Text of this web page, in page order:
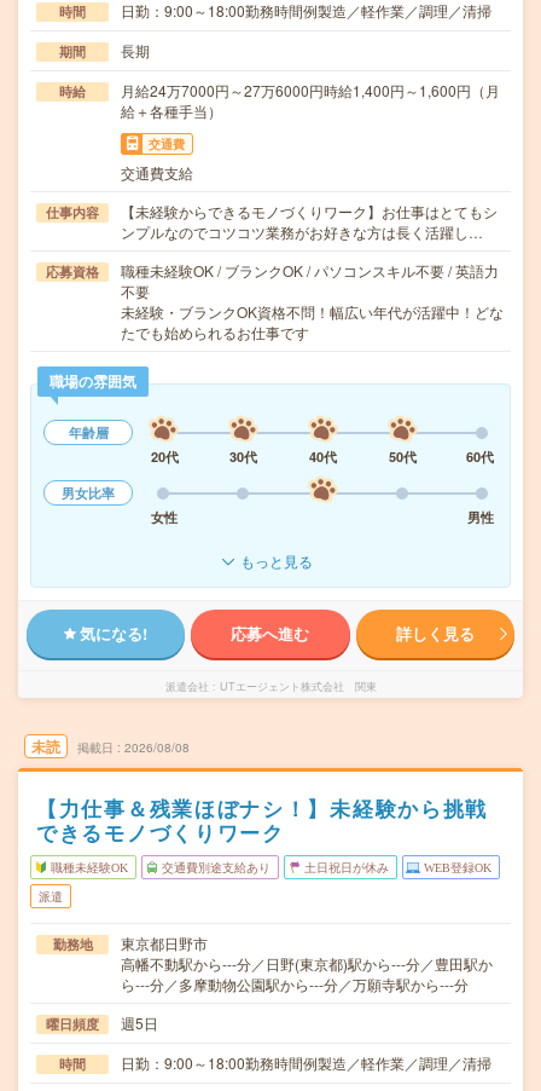
時間 日勤：9:00～18:00勤務時間例製造／軽作業／調理／清掃
期間 長期
時給
月給24万7000円～27万6000円時給1,400円～1,600円（月
給＋各種手当）
交通費
交通費支給
仕事内容
【未経験からできるモノづくりワーク】お仕事はとてもシ
ンプルなのでコツコツ業務がお好きな方は長く活躍し…
応募資格
職種未経験OK / ブランクOK / パソコンスキル不要 / 英語力
不要
未経験・ブランクOK資格不問！幅広い年代が活躍中！どな
たでも始められるお仕事です
職場の雰囲気
年齢層
20代
30代 40代 50代
60代
男女比率
女性
男性
もっと見る
気になる! 応募へ進む 詳しく見る
派遣会社 UTエージェント株式会社 関東
未読 掲載日 2026/08/08
【力仕事＆残業ほぼナシ！】未経験から挑戦
できるモノづくりワーク
職種未経験OK 交通費別途支給あり 土日祝日が休み WEB登録OK
派遣
勤務地
東京都日野市
高幡不動駅から---分／日野(東京都)駅から---分／豊田駅か
ら---分／多摩動物公園駅から---分／万願寺駅から---分
曜日頻度 週5日
時間 日勤：9:00～18:00勤務時間例製造／軽作業／調理／清掃